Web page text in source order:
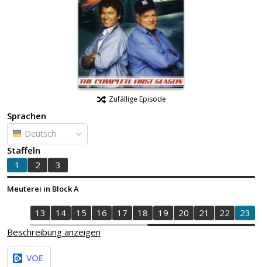
Zufällige Episode
Sprachen
Deutsch
Staffeln
1
2 3
Meuterei in Block A
13 14 15 16 17 18 19 20 21 22
23
Beschreibung anzeigen
VOE